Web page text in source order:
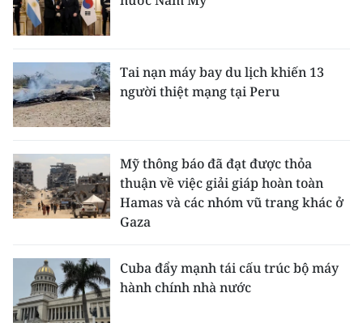
Tai nạn máy bay du lịch khiến 13
người thiệt mạng tại Peru
Mỹ thông báo đã đạt được thỏa
thuận về việc giải giáp hoàn toàn
Hamas và các nhóm vũ trang khác ở
Gaza
Cuba đẩy mạnh tái cấu trúc bộ máy
hành chính nhà nước